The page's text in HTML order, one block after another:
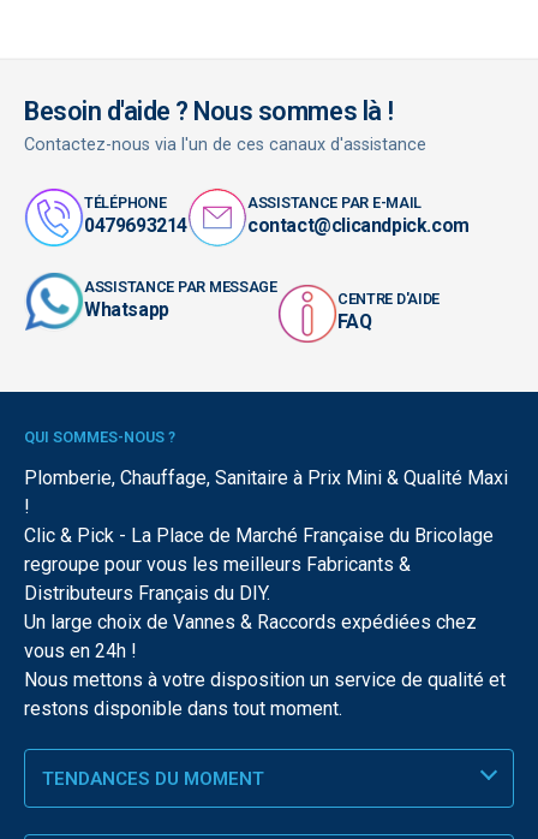
Besoin d'aide ? Nous sommes là !
Contactez-nous via l'un de ces canaux d'assistance
TÉLÉPHONE
0479693214
ASSISTANCE PAR E-MAIL
contact@clicandpick.com
ASSISTANCE PAR MESSAGE
Whatsapp CENTRE D'AIDE
FAQ
QUI SOMMES-NOUS ?
Plomberie, Chauffage, Sanitaire à Prix Mini & Qualité Maxi
!
Clic & Pick - La Place de Marché Française du Bricolage
regroupe pour vous les meilleurs Fabricants &
Distributeurs Français du DIY.
Un large choix de Vannes & Raccords expédiées chez
vous en 24h !
Nous mettons à votre disposition un service de qualité et
restons disponible dans tout moment.
TENDANCES DU MOMENT